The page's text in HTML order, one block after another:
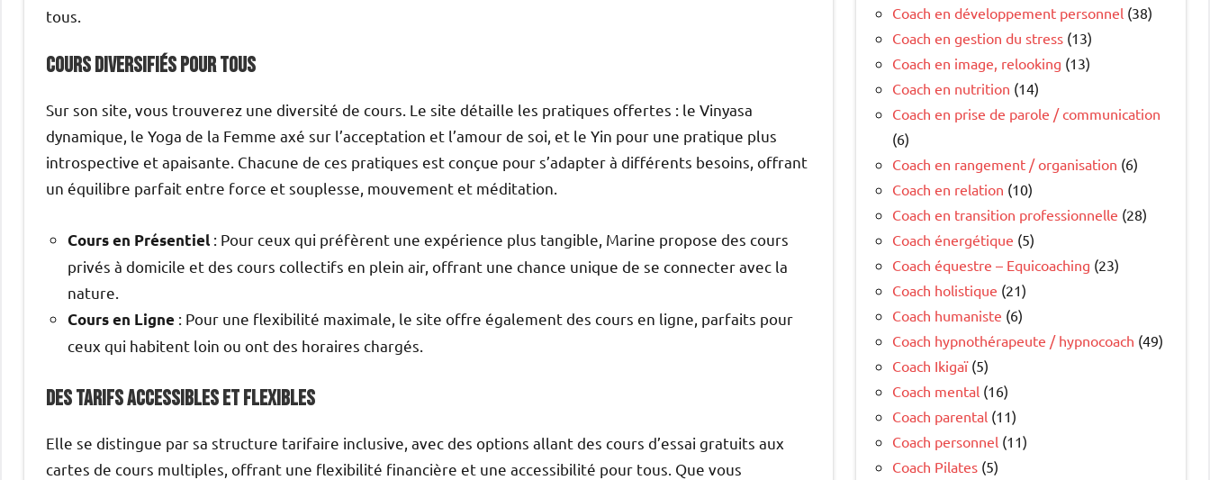
tous.
Cours Diversifiés pour Tous
Sur son site, vous trouverez une diversité de cours. Le site détaille les pratiques offertes : le Vinyasa
dynamique, le Yoga de la Femme axé sur l’acceptation et l’amour de soi, et le Yin pour une pratique plus
introspective et apaisante. Chacune de ces pratiques est conçue pour s’adapter à différents besoins, offrant
un équilibre parfait entre force et souplesse, mouvement et méditation.
Cours en Présentiel : Pour ceux qui préfèrent une expérience plus tangible, Marine propose des cours
privés à domicile et des cours collectifs en plein air, offrant une chance unique de se connecter avec la
nature.
Cours en Ligne : Pour une flexibilité maximale, le site offre également des cours en ligne, parfaits pour
ceux qui habitent loin ou ont des horaires chargés.
Des Tarifs Accessibles et Flexibles
Elle se distingue par sa structure tarifaire inclusive, avec des options allant des cours d’essai gratuits aux
cartes de cours multiples, offrant une flexibilité financière et une accessibilité pour tous. Que vous
Coach en développement personnel (38)
Coach en gestion du stress (13)
Coach en image, relooking (13)
Coach en nutrition (14)
Coach en prise de parole / communication
(6)
Coach en rangement / organisation (6)
Coach en relation (10)
Coach en transition professionnelle (28)
Coach énergétique (5)
Coach équestre – Equicoaching (23)
Coach holistique (21)
Coach humaniste (6)
Coach hypnothérapeute / hypnocoach (49)
Coach Ikigaï(5)
Coach mental (16)
Coach parental (11)
Coach personnel (11)
Coach Pilates (5)